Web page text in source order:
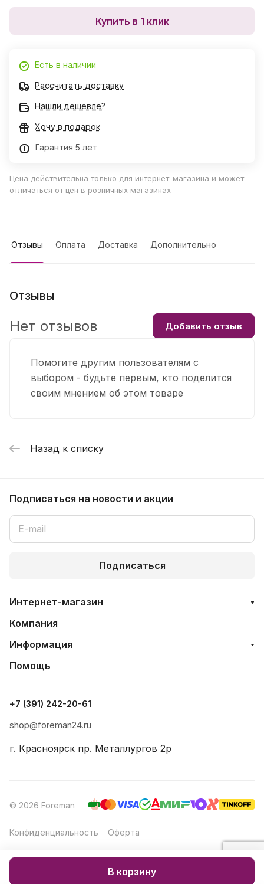
В корзину
Купить в 1 клик
Есть в наличии
Рассчитать доставку
Нашли дешевле?
Хочу в подарок
Гарантия 5 лет
Цена действительна только для интернет-магазина и может
отличаться от цен в розничных магазинах
Отзывы Оплата Доставка Дополнительно
Отзывы
Помогите другим пользователям с
выбором - будьте первым, кто поделится
своим мнением об этом товаре
Нет отзывов Добавить отзыв
Назад к списку
Подписаться на новости и акции
Подписаться
Интернет-магазин
Компания
Информация
Помощь
+7 (391) 242-20-61
shop@foreman24.ru
г. Красноярск пр. Металлургов 2р
© 2026 Foreman
Конфиденциальность Оферта
Создание и продвижение